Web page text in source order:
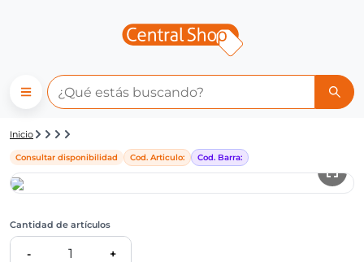
Detalle de producto | Central
Inicio
Consultar disponibilidad Cod. Articulo: Cod. Barra:
Cantidad de artículos
- 1 +